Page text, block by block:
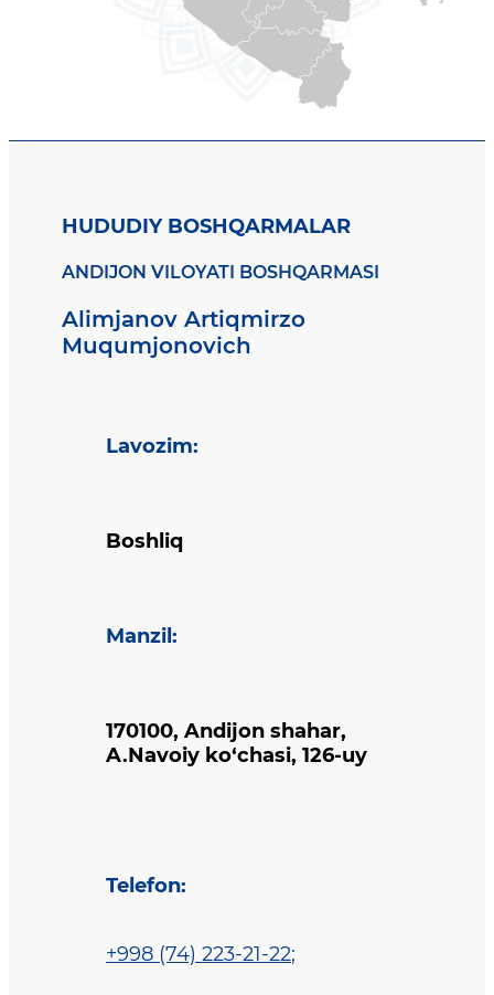
HUDUDIY BOSHQARMALAR
ANDIJON VILOYATI BOSHQARMASI
Alimjanov Artiqmirzo
Muqumjonovich
Lavozim:
Boshliq
Manzil :
170100, Andijon shahar,
A.Navoiy ko‘chasi, 126-uy
Telefon:
+998 (74) 223-21-22;